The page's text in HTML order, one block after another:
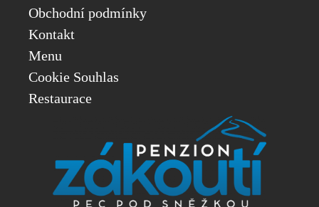
Obchodní podmínky
Kontakt
Menu
Cookie Souhlas
Restaurace